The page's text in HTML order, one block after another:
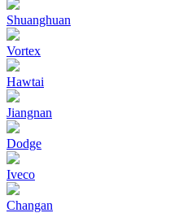
Shuanghuan
Vortex
Hawtai
Jiangnan
Dodge
Iveco
Changan